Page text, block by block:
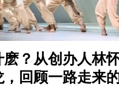
？从创办人林
回顾一路走来